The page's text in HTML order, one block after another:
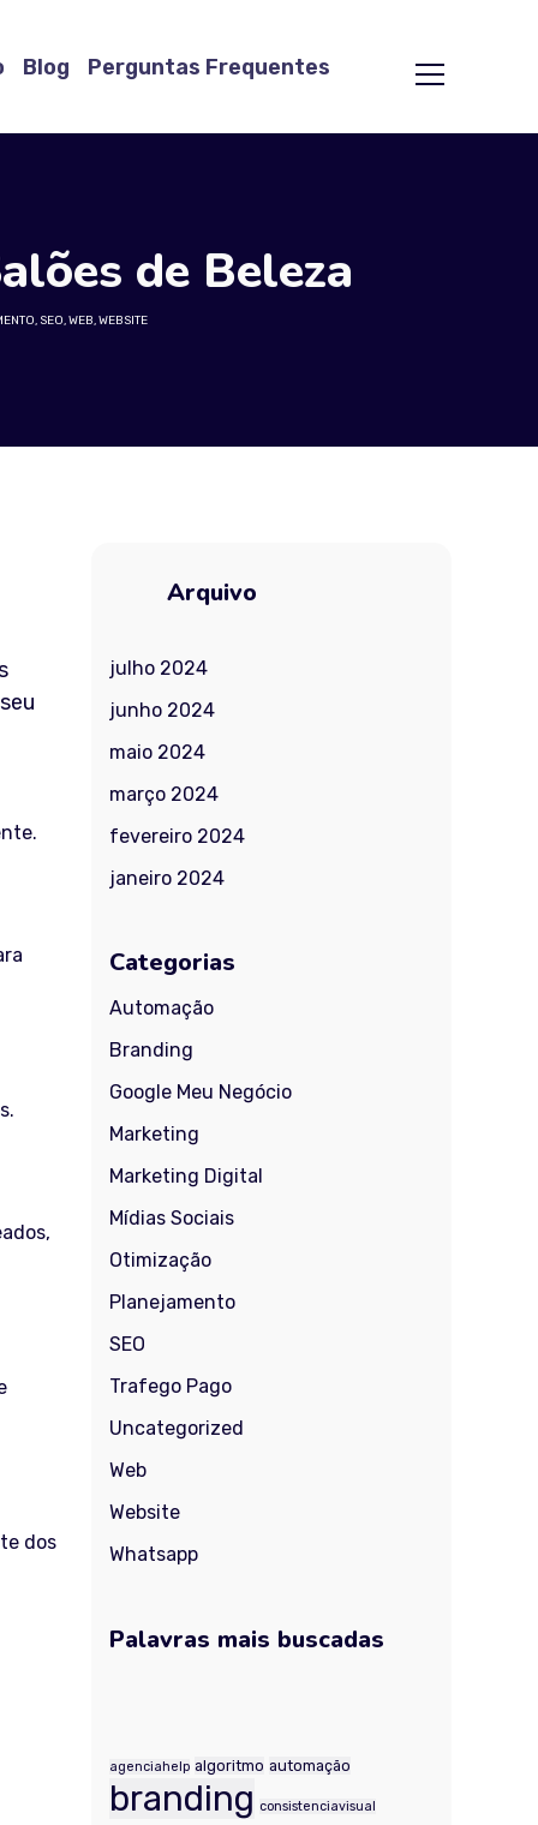
Blog Perguntas Frequentes
de Beleza
, SEO,WEB,WEBSITE
dos
Arquivo
julho 2024
junho 2024
maio 2024
março 2024
fevereiro 2024
janeiro 2024
Categorias
Automação
Branding
Google Meu Negócio
Marketing
Marketing Digital
Mídias Sociais
Otimização
Planejamento
SEO
Trafego Pago
Uncategorized
Web
Website
Whatsapp
Palavras mais buscadas
agenciahelp algoritmo automação
branding consistenciavisual